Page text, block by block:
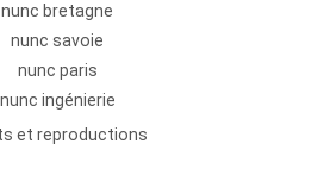
nunc bretagne
nunc savoie
nunc paris
nunc ingénierie
et reproductions